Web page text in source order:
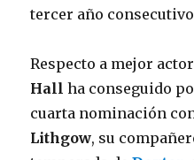
tercer año
Respecto a mejor
Hall ha conseguido
cuarta nominación
Lithgow, su